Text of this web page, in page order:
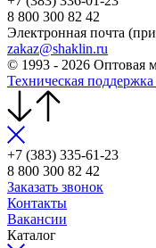
8 800 300 82 42
Электронная почта
zakaz@shaklin.ru
© 1993 - 2026 Оптовая
Техническая поддержка
+7 (383) 335-61-23
8 800 300 82 42
Заказать звонок
Контакты
Вакансии
Каталог